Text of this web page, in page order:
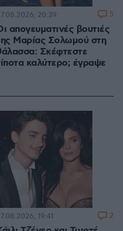
απογευματινές βουτιές
Μαρίας Σολωμού στη
Σκέφτεστε
καλύτερο; έγραψε
20:39 5
19:41 2